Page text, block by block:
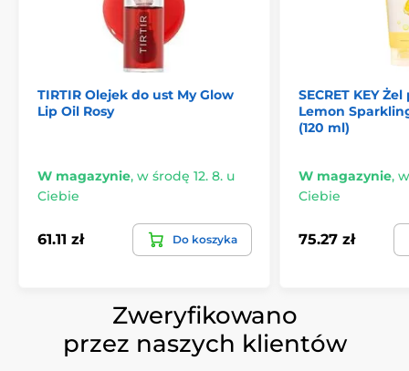
TIRTIR Olejek do ust My Glow
Lip Oil Rosy
W magazynie, w środę 12. 8. u
Ciebie
61.11 zł Do koszyka
SECRET KEY
Lemon
(120 ml)
W magazynie,
Ciebie
75.27 zł
Zweryfikowano
przez naszych klientów